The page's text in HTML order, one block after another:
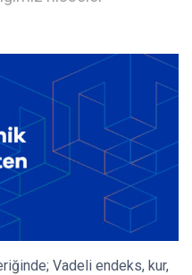
Vadeli endeks, kur,